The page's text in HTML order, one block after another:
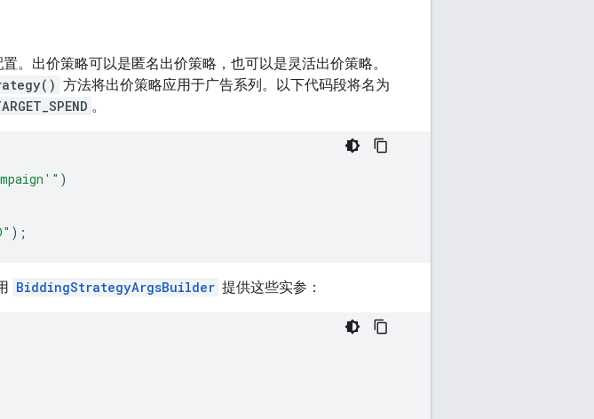
。出价策略可以是匿名出价策略，也可以是灵活出价策略。
方法将出价策略应用于广告系列。以下代码段将名为
。
)
);
BiddingStrategyArgsBuilder 提供这些实参：